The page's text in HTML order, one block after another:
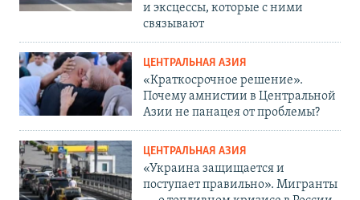
и эксцессы, которые с ними
связывают
ЦЕНТРАЛЬНАЯ АЗИЯ
«Краткосрочное решение».
Почему амнистии в Центральной
Азии не панацея от проблемы?
ЦЕНТРАЛЬНАЯ АЗИЯ
«Украина защищается и
поступает правильно». Мигранты